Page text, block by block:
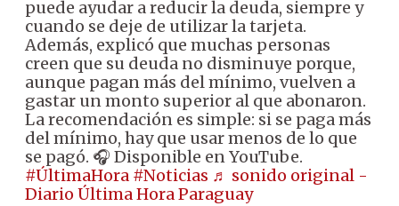
puede ayudar a reducir la deuda, siempre y
cuando se deje de utilizar la tarjeta.
Además, explicó que muchas personas
creen que su deuda no disminuye porque,
aunque pagan más del mínimo, vuelven a
gastar un monto superior al que abonaron.
La recomendación es simple: si se paga más
del mínimo, hay que usar menos de lo que
se pagó. 🎧 Disponible en YouTube.
#ÚltimaHora #Noticias ♬ sonido original -
Diario Última Hora Paraguay